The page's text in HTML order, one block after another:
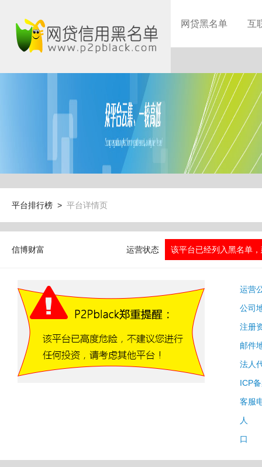
网贷黑名单 互
平台排行榜 > 平台详情页
信博财富 运营状态 该平台已经列入黑名单
运营
公司
注册
邮件
法人
ICP
客服
人
口